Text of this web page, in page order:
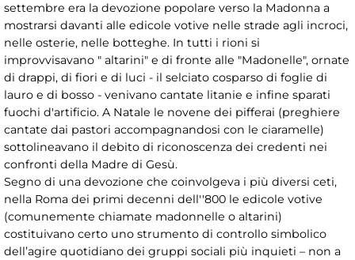
settembre era la devozione popolare verso la Madonna a
mostrarsi davanti alle edicole votive nelle strade agli incroci,
nelle osterie, nelle botteghe. In tutti i rioni si
improvvisavano " altarini" e di fronte alle "Madonelle", ornate
di drappi, di fiori e di luci - il selciato cosparso di foglie di
lauro e di bosso - venivano cantate litanie e infine sparati
fuochi d'artificio. A Natale le novene dei pifferai (preghiere
cantate dai pastori accompagnandosi con le ciaramelle)
sottolineavano il debito di riconoscenza dei credenti nei
confronti della Madre di Gesù.
Segno di una devozione che coinvolgeva i più diversi ceti,
nella Roma dei primi decenni dell''800 le edicole votive
(comunemente chiamate madonnelle o altarini)
costituivano certo uno strumento di controllo simbolico
dell’agire quotidiano dei gruppi sociali più inquieti – non a